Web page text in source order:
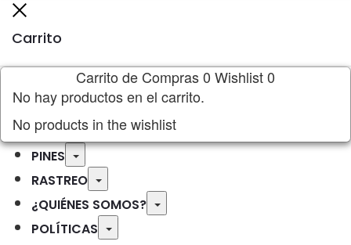
Carrito
Carrito de Compras0 Wishlist0
No hay productos en el carrito.
No products in the wishlist
PINES Toggle
RASTREO Toggle
¿QUIÉNES SOMOS? Toggle
POLÍTICAS
Toggle